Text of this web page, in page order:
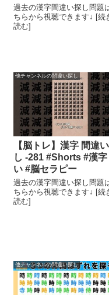
過去の漢字間違い探し問題
ちらから視聴できます↓ [続
読む]
他チャンネルの間違い探し
【脳トレ】漢字 間違
し -281 #Shorts #漢字
い #脳セラピー
過去の漢字間違い探し問題
ちらから視聴できます↓ [続
読む]
他チャンネルの間違い探し